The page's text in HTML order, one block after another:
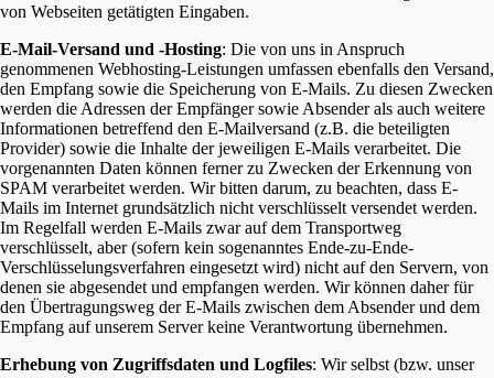
von Webseiten getätigten Eingaben.
E-Mail-Versand und -Hosting: Die von uns in Anspruch
genommenen Webhosting-Leistungen umfassen ebenfalls den Versand,
den Empfang sowie die Speicherung von E-Mails. Zu diesen Zwecken
werden die Adressen der Empfänger sowie Absender als auch weitere
Informationen betreffend den E-Mailversand (z.B. die beteiligten
Provider) sowie die Inhalte der jeweiligen E-Mails verarbeitet. Die
vorgenannten Daten können ferner zu Zwecken der Erkennung von
SPAM verarbeitet werden. Wir bitten darum, zu beachten, dass E-
Mails im Internet grundsätzlich nicht verschlüsselt versendet werden.
Im Regelfall werden E-Mails zwar auf dem Transportweg
verschlüsselt, aber (sofern kein sogenanntes Ende-zu-Ende-
Verschlüsselungsverfahren eingesetzt wird) nicht auf den Servern, von
denen sie abgesendet und empfangen werden. Wir können daher für
den Übertragungsweg der E-Mails zwischen dem Absender und dem
Empfang auf unserem Server keine Verantwortung übernehmen.
Erhebung von Zugriffsdaten und Logfiles: Wir selbst (bzw. unser